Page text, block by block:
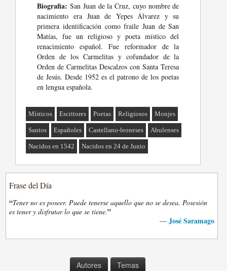
Biografia: San Juan de la Cruz, cuyo nombre de
nacimiento era Juan de Yepes Álvarez y su
primera identificación como fraile Juan de San
Matías, fue un religioso y poeta místico del
renacimiento español. Fue reformador de la
Orden de los Carmelitas y cofundador de la
Orden de Carmelitas Descalzos con Santa Teresa
de Jesús. Desde 1952 es el patrono de los poetas
en lengua española.
Místicos Escritores Poetas Religiosos Monjes
Santos Españoles Castellano-leoneses Abulenses
Nacidos en 1542 Nacidos en 24 de Junio
Frase del Día
“Tener no es poseer. Puede tenerse aquello que no se desea. Posesión
es tener y disfrutar lo que se tiene.”
— José Saramago
Autores Temas